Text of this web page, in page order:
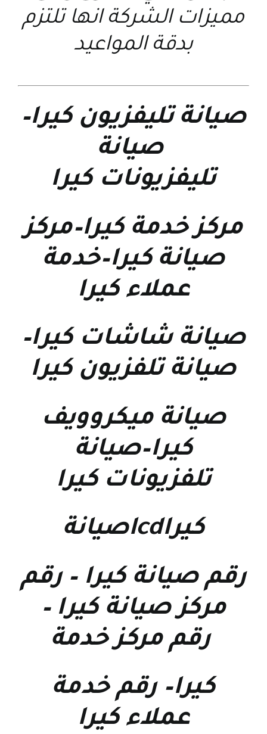
مميزات الشركة انها تلتزم
بدقة المواعيد
صيانة تليفزيون كيرا–
صيانة
تليفزيونات كيرا
مركز خدمة كيرا–مركز
صيانة كيرا–خدمة
عملاء كيرا
صيانة شاشات كيرا–
صيانة تلفزيون كيرا
صيانة ميكروويف
كيرا–صيانة
تلفزيونات كيرا
كيراlcdصيانة
رقم صيانة كيرا –رقم
مركز صيانة كيرا –
رقم مركز خدمة
كيرا–رقم خدمة
عملاء كيرا